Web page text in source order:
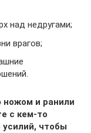
над недругами;
врагов;
ножом и ранили
с кем-то
чтобы